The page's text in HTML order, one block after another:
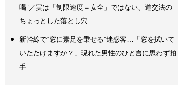
喝”／実は「制限速度＝安全」ではない、道交法の
ちょっとした落とし穴
新幹線で“窓に素足を乗せる”迷惑客…「窓を拭いて
いただけますか？」現れた男性のひと言に思わず拍
手